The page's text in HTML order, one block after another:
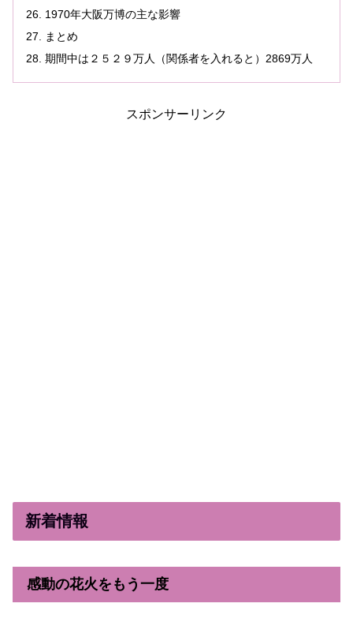
1970年大阪万博の主な影響
まとめ
期間中は２５２９万人（関係者を入れると）2869万人
スポンサーリンク
新着情報
感動の花火をもう一度